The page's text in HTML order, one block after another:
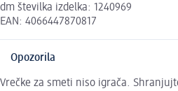
dm številka izdelka: 1240969
EAN: 4066447870817
Opozorila
Vrečke za smeti niso igrača.